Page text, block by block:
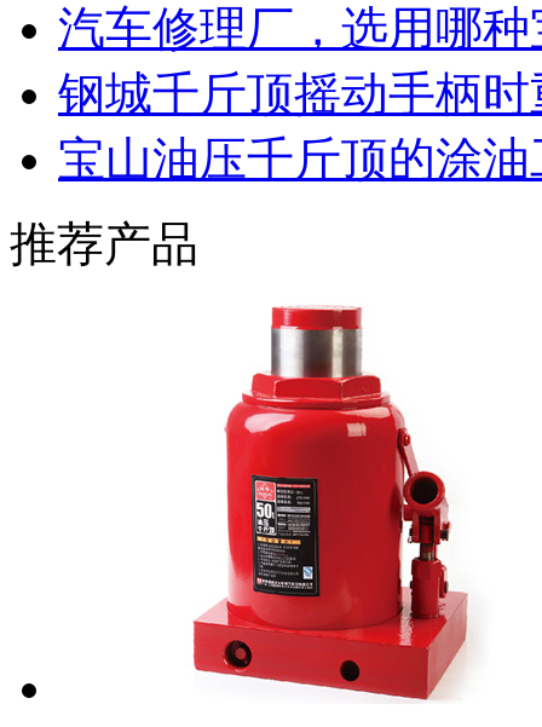
汽车修理厂，选用哪
钢城千斤顶摇动手柄
宝山油压千斤顶的涂
推荐产品